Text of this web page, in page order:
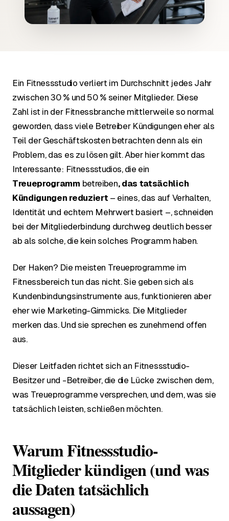
Ein Fitnessstudio verliert im Durchschnitt jedes Jahr
zwischen 30 % und 50 % seiner Mitglieder. Diese
Zahl ist in der Fitnessbranche mittlerweile so normal
geworden, dass viele Betreiber Kündigungen eher als
Teil der Geschäftskosten betrachten denn als ein
Problem, das es zu lösen gilt. Aber hier kommt das
Interessante: Fitnessstudios, die ein
Treueprogramm betreiben, das tatsächlich
Kündigungen reduziert – eines, das auf Verhalten,
Identität und echtem Mehrwert basiert –, schneiden
bei der Mitgliederbindung durchweg deutlich besser
ab als solche, die kein solches Programm haben.
Der Haken? Die meisten Treueprogramme im
Fitnessbereich tun das nicht. Sie geben sich als
Kundenbindungsinstrumente aus, funktionieren aber
eher wie Marketing-Gimmicks. Die Mitglieder
merken das. Und sie sprechen es zunehmend offen
aus.
Dieser Leitfaden richtet sich an Fitnessstudio-
Besitzer und -Betreiber, die die Lücke zwischen dem,
was Treueprogramme versprechen, und dem, was sie
tatsächlich leisten, schließen möchten.
Warum Fitnessstudio-
Mitglieder kündigen (und was
die Daten tatsächlich
aussagen)